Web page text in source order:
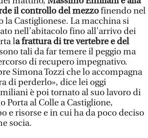
il controllo del mezzofinendo nel
la Castiglionese. La macchina si
nell’abitacolo fino all’arrivo dei
la frattura di tre vertebre e del
tali da far temere il peggio ma
di recupero impegnativo.
Simona Tozzi che lo accompagna
di perderlo», dice lei oggi
è poi tornato al suo lavoro di
Porta al Colle a Castiglione,
e risorse e in cui ha da poco deciso
socia.